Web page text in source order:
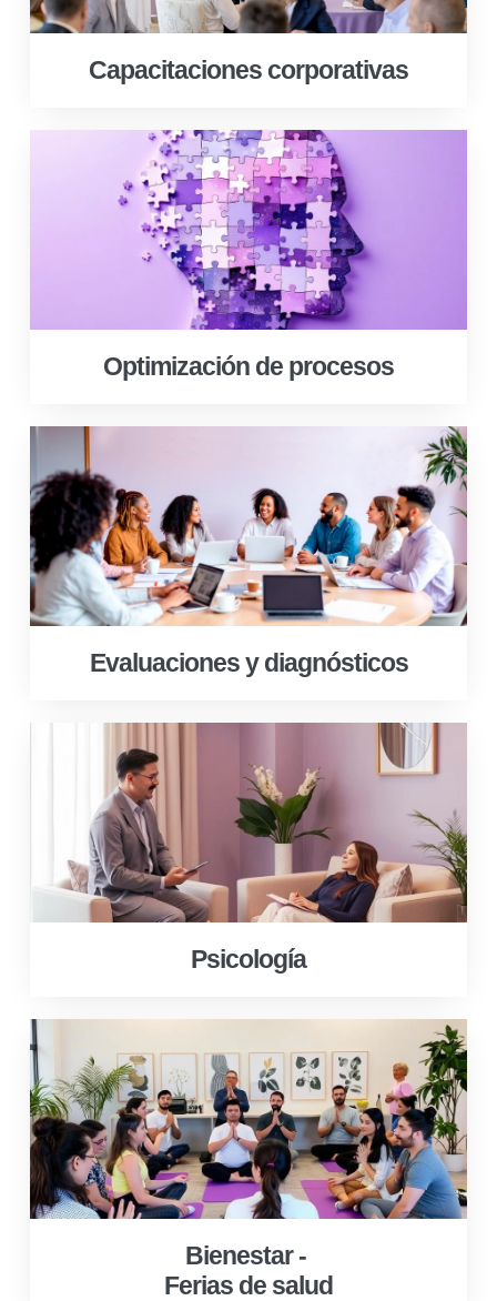
Capacitaciones corporativas
Optimización de procesos
Evaluaciones y diagnósticos
Psicología
Bienestar -
Ferias de salud